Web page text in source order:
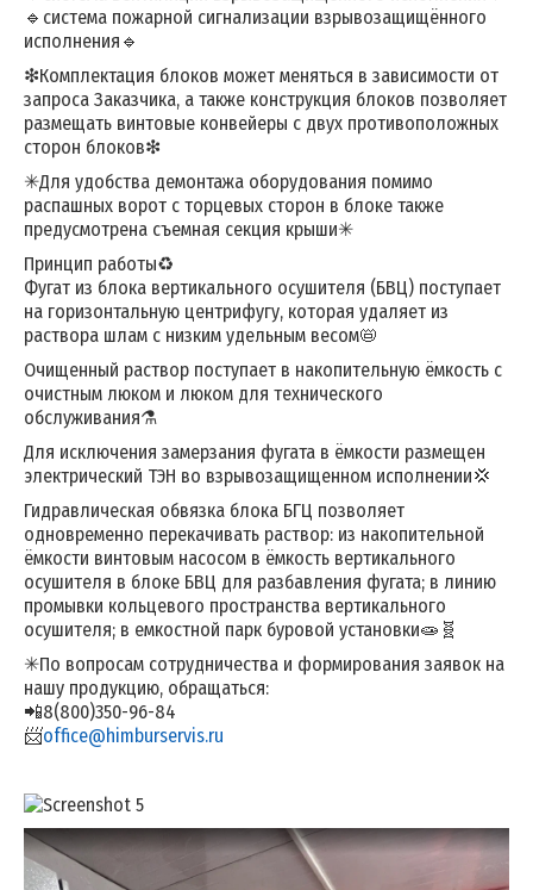
🔹система пожарной сигнализации взрывозащищённого
исполнения🔹
❇Комплектация блоков может меняться в зависимости от
запроса Заказчика, а также конструкция блоков позволяет
размещать винтовые конвейеры с двух противоположных
сторон блоков❇
✳Для удобства демонтажа оборудования помимо
распашных ворот с торцевых сторон в блоке также
предусмотрена съемная секция крыши✳
Принцип работы♻
Фугат из блока вертикального осушителя (БВЦ) поступает
на горизонтальную центрифугу, которая удаляет из
раствора шлам с низким удельным весом📛
Очищенный раствор поступает в накопительную ёмкость с
очистным люком и люком для технического
обслуживания⚗
Для исключения замерзания фугата в ёмкости размещен
электрический ТЭН во взрывозащищенном исполнении💢
Гидравлическая обвязка блока БГЦ позволяет
одновременно перекачивать раствор: из накопительной
ёмкости винтовым насосом в ёмкость вертикального
осушителя в блоке БВЦ для разбавления фугата; в линию
промывки кольцевого пространства вертикального
осушителя; в емкостной парк буровой установки🧫🧬
✳По вопросам сотрудничества и формирования заявок на
нашу продукцию, обращаться:
📲8(800)350-96-84
📨office@himburservis.ru